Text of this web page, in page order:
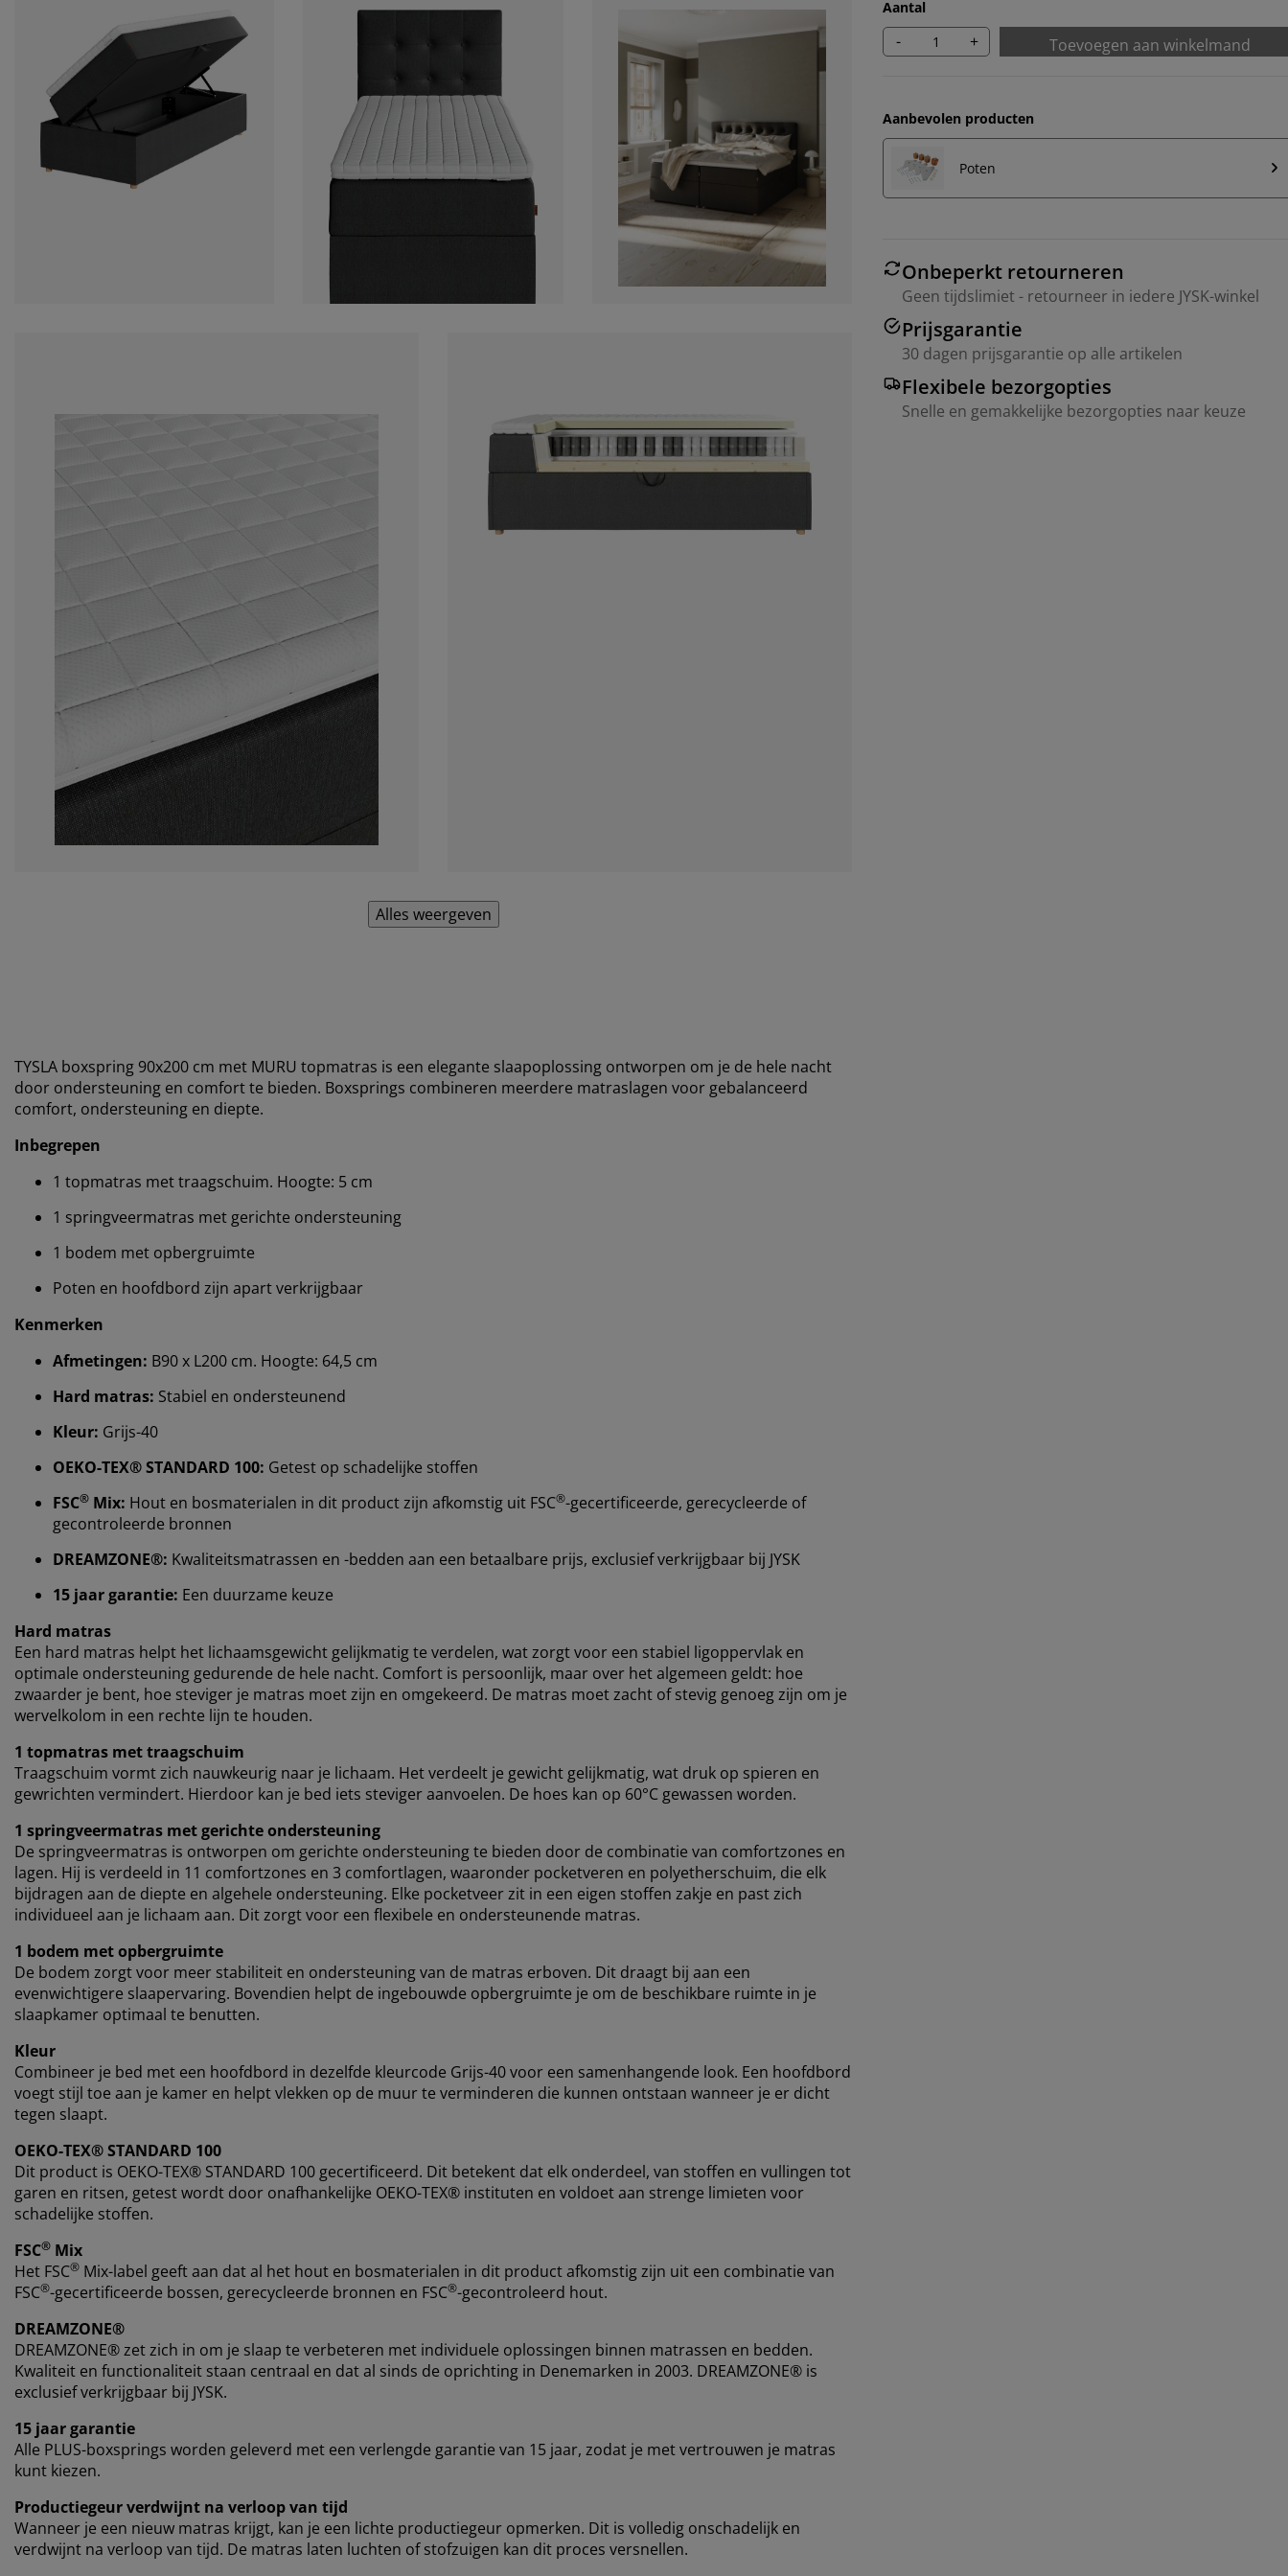
Alles weergeven
Aantal
- + Toevoegen aan winkelmand
Aanbevolen producten
Poten
Onbeperkt retourneren
Geen tijdslimiet - retourneer in iedere JYSK-winkel
Prijsgarantie
30 dagen prijsgarantie op alle artikelen
Flexibele bezorgopties
Snelle en gemakkelijke bezorgopties naar keuze
TYSLA boxspring 90x200 cm met MURU topmatras is een elegante slaapoplossing ontworpen om je de hele nacht
door ondersteuning en comfort te bieden. Boxsprings combineren meerdere matraslagen voor gebalanceerd
comfort, ondersteuning en diepte.
Inbegrepen
1 topmatras met traagschuim. Hoogte: 5 cm
1 springveermatras met gerichte ondersteuning
1 bodem met opbergruimte
Poten en hoofdbord zijn apart verkrijgbaar
Kenmerken
Afmetingen: B90 x L200 cm. Hoogte: 64,5 cm
Hard matras: Stabiel en ondersteunend
Kleur: Grijs-40
OEKO-TEX® STANDARD 100: Getest op schadelijke stoffen
FSC® Mix: Hout en bosmaterialen in dit product zijn afkomstig uit FSC®-gecertificeerde, gerecycleerde of
gecontroleerde bronnen
DREAMZONE®: Kwaliteitsmatrassen en -bedden aan een betaalbare prijs, exclusief verkrijgbaar bij JYSK
15 jaar garantie: Een duurzame keuze
Hard matras
Een hard matras helpt het lichaamsgewicht gelijkmatig te verdelen, wat zorgt voor een stabiel ligoppervlak en
optimale ondersteuning gedurende de hele nacht. Comfort is persoonlijk, maar over het algemeen geldt: hoe
zwaarder je bent, hoe steviger je matras moet zijn en omgekeerd. De matras moet zacht of stevig genoeg zijn om je
wervelkolom in een rechte lijn te houden.
1 topmatras met traagschuim
Traagschuim vormt zich nauwkeurig naar je lichaam. Het verdeelt je gewicht gelijkmatig, wat druk op spieren en
gewrichten vermindert. Hierdoor kan je bed iets steviger aanvoelen. De hoes kan op 60°C gewassen worden.
1 springveermatras met gerichte ondersteuning
De springveermatras is ontworpen om gerichte ondersteuning te bieden door de combinatie van comfortzones en
lagen. Hij is verdeeld in 11 comfortzones en 3 comfortlagen, waaronder pocketveren en polyetherschuim, die elk
bijdragen aan de diepte en algehele ondersteuning. Elke pocketveer zit in een eigen stoffen zakje en past zich
individueel aan je lichaam aan. Dit zorgt voor een flexibele en ondersteunende matras.
1 bodem met opbergruimte
De bodem zorgt voor meer stabiliteit en ondersteuning van de matras erboven. Dit draagt bij aan een
evenwichtigere slaapervaring. Bovendien helpt de ingebouwde opbergruimte je om de beschikbare ruimte in je
slaapkamer optimaal te benutten.
Kleur
Combineer je bed met een hoofdbord in dezelfde kleurcode Grijs-40 voor een samenhangende look. Een hoofdbord
voegt stijl toe aan je kamer en helpt vlekken op de muur te verminderen die kunnen ontstaan wanneer je er dicht
tegen slaapt.
OEKO-TEX® STANDARD 100
Dit product is OEKO-TEX® STANDARD 100 gecertificeerd. Dit betekent dat elk onderdeel, van stoffen en vullingen tot
garen en ritsen, getest wordt door onafhankelijke OEKO-TEX® instituten en voldoet aan strenge limieten voor
schadelijke stoffen.
FSC® Mix
Het FSC® Mix-label geeft aan dat al het hout en bosmaterialen in dit product afkomstig zijn uit een combinatie van
FSC®-gecertificeerde bossen, gerecycleerde bronnen en FSC®-gecontroleerd hout.
DREAMZONE®
DREAMZONE® zet zich in om je slaap te verbeteren met individuele oplossingen binnen matrassen en bedden.
Kwaliteit en functionaliteit staan centraal en dat al sinds de oprichting in Denemarken in 2003. DREAMZONE® is
exclusief verkrijgbaar bij JYSK.
15 jaar garantie
Alle PLUS-boxsprings worden geleverd met een verlengde garantie van 15 jaar, zodat je met vertrouwen je matras
kunt kiezen.
Productiegeur verdwijnt na verloop van tijd
Wanneer je een nieuw matras krijgt, kan je een lichte productiegeur opmerken. Dit is volledig onschadelijk en
verdwijnt na verloop van tijd. De matras laten luchten of stofzuigen kan dit proces versnellen.